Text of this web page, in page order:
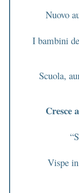
Nuovo
I bambini
Scuola,
Cresce
Vispe